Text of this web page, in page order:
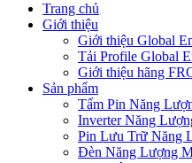
Trang chủ
Giới thiệu
Giới thiệu Global
Tải Profile Global
Giới thiệu hãng
Sản phẩm
Tấm Pin Năng
Inverter Năng
Pin Lưu Trữ Năng
Đèn Năng Lượng